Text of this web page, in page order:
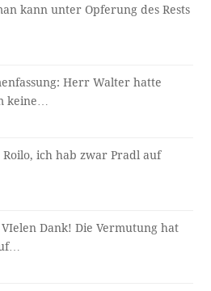
kann unter Opferung des Rests
Herr Walter hatte
keine…
ich hab zwar Pradl auf
VIelen Dank! Die Vermutung hat